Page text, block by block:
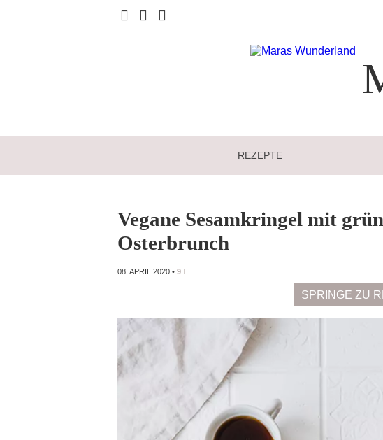
REZEPTE
Vegane Sesamkringel mit
Osterbrunch
08. APRIL 2020 • 9
SPRINGE ZU